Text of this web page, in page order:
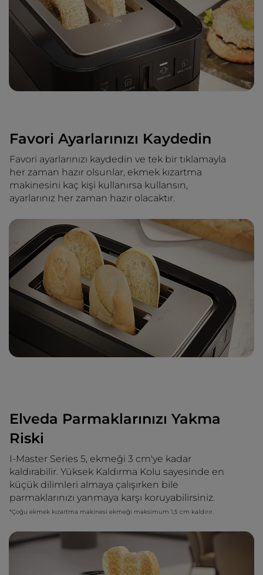
Favori Ayarlarınızı Kaydedin
Favori ayarlarınızı kaydedin ve tek bir tıklamayla
her zaman hazır olsunlar, ekmek kızartma
makinesini kaç kişi kullanırsa kullansın,
ayarlarınız her zaman hazır olacaktır.
Elveda Parmaklarınızı Yakma
Riski
I-Master Series 5, ekmeği 3 cm'ye kadar
kaldırabilir. Yüksek Kaldırma Kolu sayesinde en
küçük dilimleri almaya çalışırken bile
parmaklarınızı yanmaya karşı koruyabilirsiniz.
*Çoğu ekmek kızartma makinesi ekmeği maksimum 1,5 cm kaldırır.